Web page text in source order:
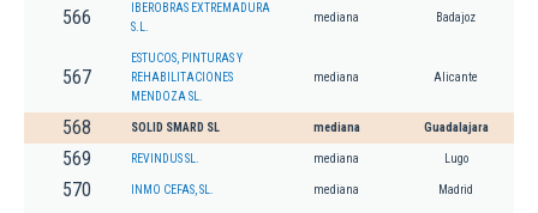
566
IBEROBRAS EXTREMADURA
S.L.
mediana Badajoz
567
ESTUCOS, PINTURAS Y
REHABILITACIONES
MENDOZA SL.
mediana Alicante
568 SOLID SMARD SL mediana Guadalajara
569 REVINDUS SL. mediana Lugo
570 INMO CEFAS, SL. mediana Madrid